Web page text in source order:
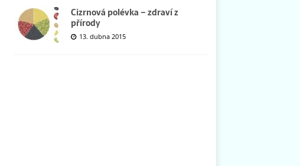
Cizrnová polévka – zdraví z
přírody
13. dubna 2015